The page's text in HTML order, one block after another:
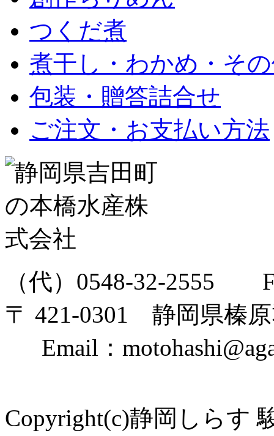
つくだ煮
煮干し・わかめ・そ
包装・贈答詰合せ
ご注文・お支払い方法
（代）0548-32-2555
〒 421-0301 静岡県榛
Email：
Copyright(c)静岡しらす